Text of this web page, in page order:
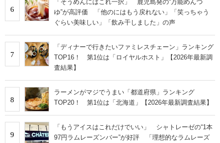
6
「そうめんにはこれ一択」 鹿児島発の“万能めんつ
ゆ”が高評価 「他のにはもう戻れない」「笑っちゃう
ぐらい美味しい」「飲み干しました」の声
7
「ディナーで行きたいファミレスチェーン」ランキング
TOP16！ 第1位は「ロイヤルホスト」【2026年最新調
査結果】
8
ラーメンがマジでうまい「都道府県」ランキング
TOP20！ 第1位は「北海道」【2026年最新調査結果】
9
「もうアイスはこれだけでいい」 シャトレーゼの“1本
97円ラムレーズンバー”が好評 「理想的なラムレーズ